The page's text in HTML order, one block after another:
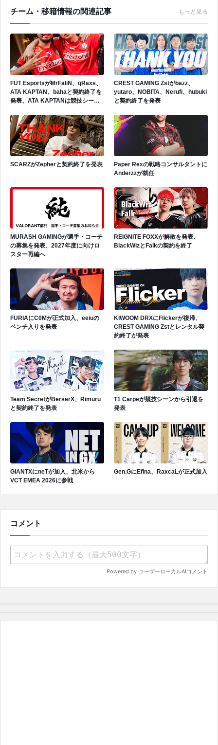
チーム・移籍情報の関連記事 もっと見る
FUT EsportsがMrFaliN、qRaxs、
ATA KAPTAN、bahaと契約終了を
発表、ATA KAPTANは競技シーン
CREST GAMING Zstがbazz、
yutaro、NOBITA、Nerufi、hubuki
と契約終了を発表
SCARZがZepherと契約終了を発表
Paper Rexの戦略コンサルタントに
Anderzzが就任
MURASH GAMINGが選手・コーチ
の募集を発表、2027年度に向けロ
スター再編へ
REIGNITE FOXXが解散を発表、
BlackWizとFalkの契約を終了
FURIAにC0Mが正式加入、eeiuの
ベンチ入りを発表
KIWOOM DRXにFlickerが復帰、
CREST GAMING Zstとレンタル契
約終了が発表
Team SecretがBerserX、Rimuru
と契約終了を発表
T1 Carpeが競技シーンから引退を
発表
GIANTXにneTが加入、北米から
VCT EMEA 2026に参戦
Gen.GにEfina、RaxcaLが正式加入
コメント